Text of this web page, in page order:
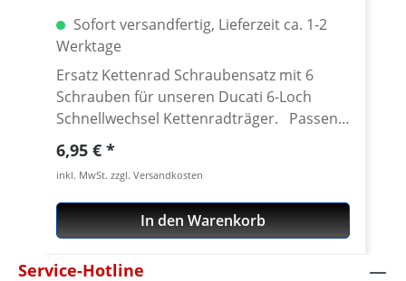
Sofort versandfertig, Lieferzeit ca. 1-2
Werktage
Ersatz Kettenrad Schraubensatz mit 6
Schrauben für unseren Ducati 6-Loch
Schnellwechsel Kettenradträger. Passend
für alle Kettenräder mit 6 Löchern (große
Achse) und Senkung in der Bohrung des
Schraubenlöcher. Material: Stahl, verzinkt
Inhalt: 6 Schrauben
Regulärer Preis:
6,95 €
inkl. MwSt. zzgl. Versandkosten
In den Warenkorb
Service-Hotline